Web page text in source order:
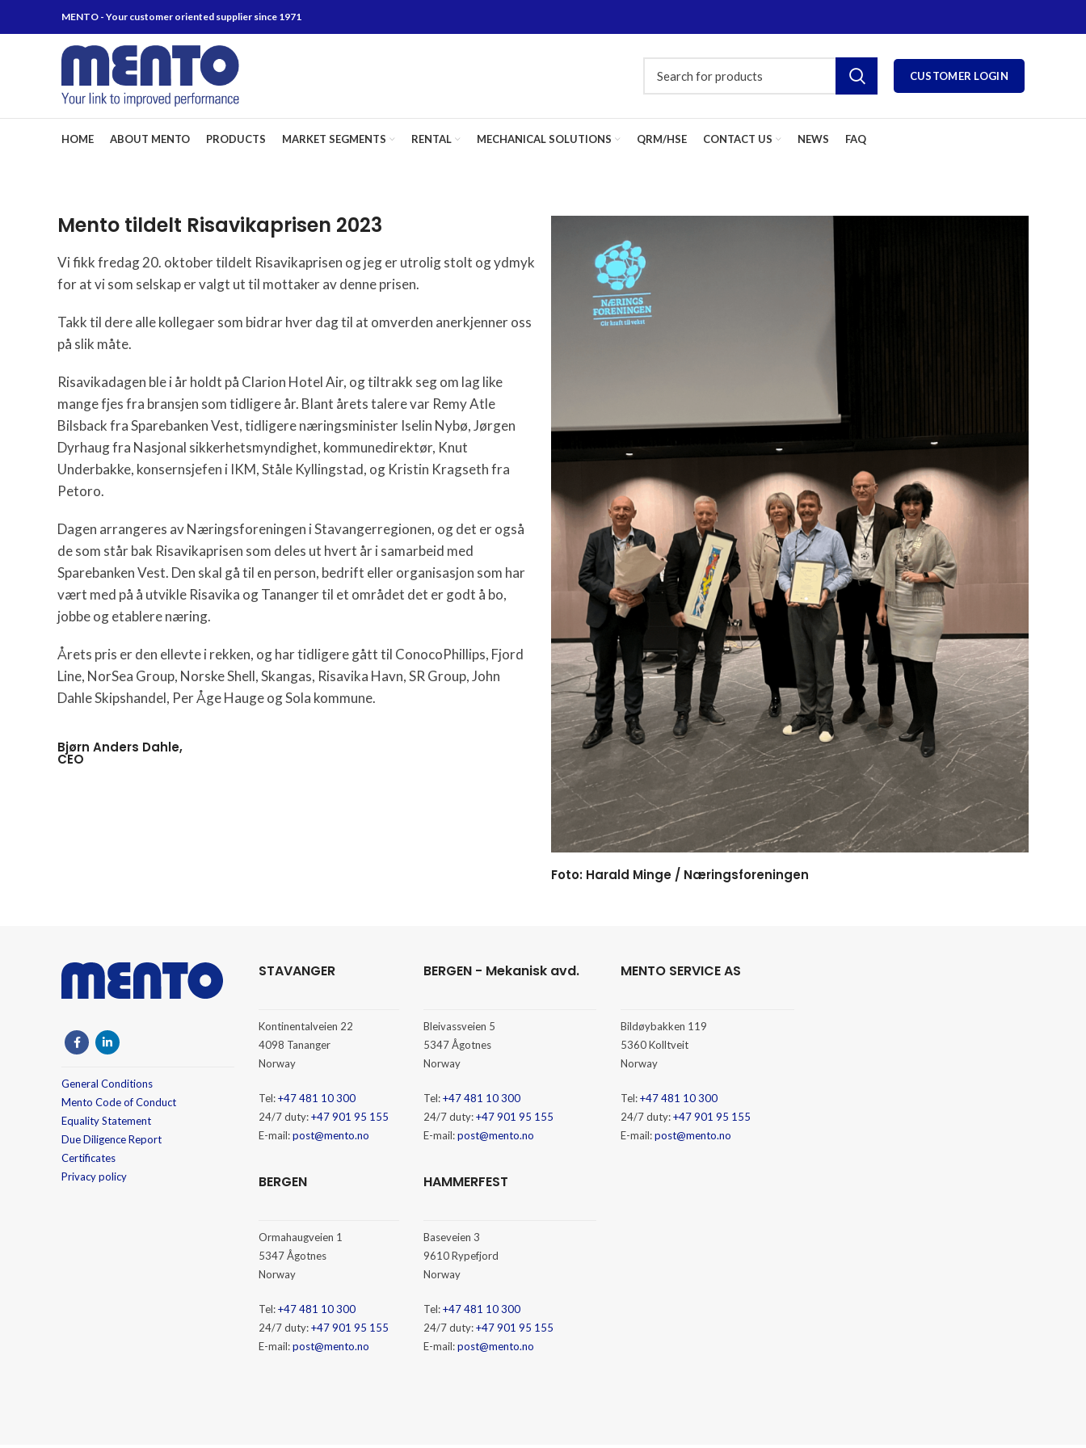
MENTO - Your customer oriented supplier since 1971
CUSTOMER LOGIN
HOME ABOUT MENTO PRODUCTS MARKET SEGMENTS RENTAL MECHANICAL SOLUTIONS QRM/HSE CONTACT US NEWS FAQ
Mento tildelt Risavikaprisen 2023
Vi fikk fredag 20. oktober tildelt Risavikaprisen og jeg er utrolig stolt og ydmyk
for at vi som selskap er valgt ut til mottaker av denne prisen.
Takk til dere alle kollegaer som bidrar hver dag til at omverden anerkjenner oss
på slik måte.
Risavikadagen ble i år holdt på Clarion Hotel Air, og tiltrakk seg om lag like
mange fjes fra bransjen som tidligere år. Blant årets talere var Remy Atle
Bilsback fra Sparebanken Vest, tidligere næringsminister Iselin Nybø, Jørgen
Dyrhaug fra Nasjonal sikkerhetsmyndighet, kommunedirektør, Knut
Underbakke, konsernsjefen i IKM, Ståle Kyllingstad, og Kristin Kragseth fra
Petoro.
Dagen arrangeres av Næringsforeningen i Stavangerregionen, og det er også
de som står bak Risavikaprisen som deles ut hvert år i samarbeid med
Sparebanken Vest. Den skal gå til en person, bedrift eller organisasjon som har
vært med på å utvikle Risavika og Tananger til et området det er godt å bo,
jobbe og etablere næring.
Årets pris er den ellevte i rekken, og har tidligere gått til ConocoPhillips, Fjord
Line, NorSea Group, Norske Shell, Skangas, Risavika Havn, SR Group, John
Dahle Skipshandel, Per Åge Hauge og Sola kommune.
Bjørn Anders Dahle,
CEO
Foto: Harald Minge / Næringsforeningen
General Conditions
Mento Code of Conduct
Equality Statement
Due Diligence Report
Certificates
Privacy policy
STAVANGER
Kontinentalveien 22
4098 Tananger
Norway
Tel:+47 481 10 300
24/7 duty:+47 901 95 155
E-mail:post@mento.no
BERGEN
Ormahaugveien 1
5347 Ågotnes
Norway
Tel:+47 481 10 300
24/7 duty:+47 901 95 155
E-mail:post@mento.no
BERGEN - Mekanisk avd.
Bleivassveien 5
5347 Ågotnes
Norway
Tel:+47 481 10 300
24/7 duty:+47 901 95 155
E-mail:post@mento.no
HAMMERFEST
Baseveien 3
9610 Rypefjord
Norway
Tel:+47 481 10 300
24/7 duty:+47 901 95 155
E-mail:post@mento.no
MENTO SERVICE AS
Bildøybakken 119
5360 Kolltveit
Norway
Tel:+47 481 10 300
24/7 duty:+47 901 95 155
E-mail:post@mento.no